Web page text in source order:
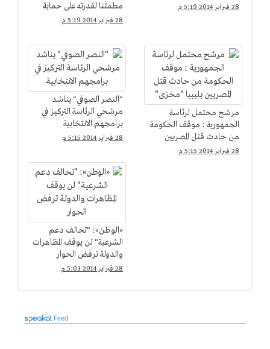
28 فبراير 2014 5:19 م
مطمئنا لقدرته على حماية
الشعب
28 فبراير 2014 5:19 م
مرشح محتمل لرئاسة
الجمهورية : موقف الحكومة
من حادث قتل المصريين
بليبيا "مخزى"
28 فبراير 2014 5:15 م
"النصر الصوفي" يناشد
مرشحي الرئاسة التركيز في
برامجهم الانتخابية
28 فبراير 2014 5:15 م
«الوطن»: "تحالف دعم
الشرعية" لن يوقف المظاهرات
والدولة ترفض الحوار
28 فبراير 2014 5:03 م